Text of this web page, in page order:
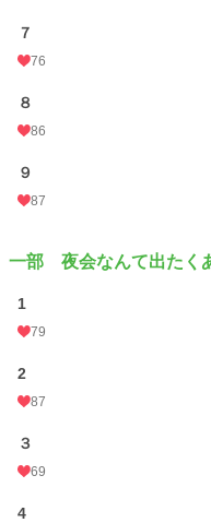
７
76
８
86
９
87
一部 夜会なんて出たく
1
79
2
87
３
69
4